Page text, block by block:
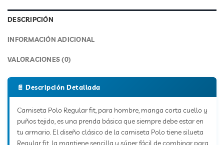
DESCRIPCIÓN
INFORMACIÓN ADICIONAL
VALORACIONES (0)
Camiseta Polo Regular fit, para hombre, manga corta cuello y
puños tejido, es una prenda básica que siempre debe estar en
tu armario. El diseño clásico de la camiseta Polo tiene silueta
Regular fit, la mantiene sencilla y súper fácil de combinar para